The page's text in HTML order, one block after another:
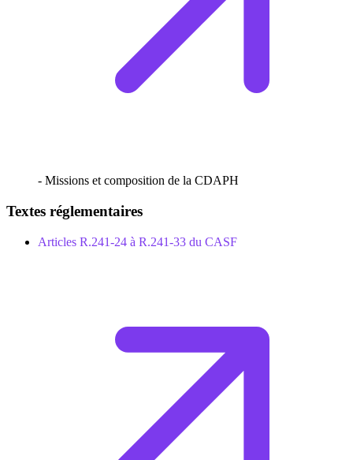
- Missions et composition de la CDAPH
Textes réglementaires
Articles R.241-24 à R.241-33 du CASF